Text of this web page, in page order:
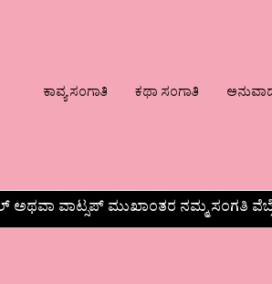
ಕಾವ್ಯ ಸಂಗಾತಿ ಕಥಾ ಸಂಗಾತಿ
ಅಥವಾ ವಾಟ್ಸಪ್ ಮುಖಾಂತರ ನಮ್ಮ ಸಂಗತಿ